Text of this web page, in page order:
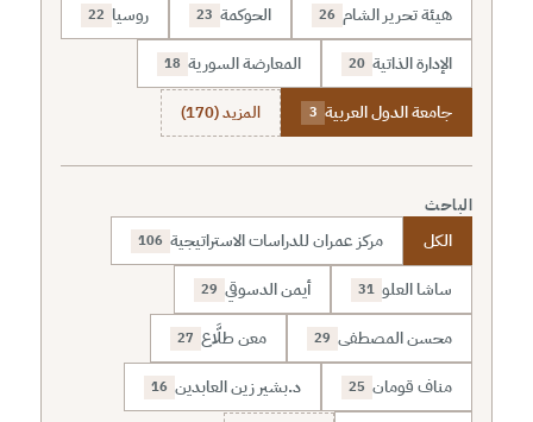
هيئة تحرير الشام 26 الحوكمة 23 روسيا 22
الإدارة الذاتية 20 المعارضة السورية 18
جامعة الدول العربية 3 المزيد (170)
الباحث
الكل مركز عمران للدراسات الاستراتيجية 106
ساشا العلو 31 أيمن الدسوقي 29
محسن المصطفى 29 معن طلَّاع 27
مناف قومان 25 د.بشير زين العابدين 16